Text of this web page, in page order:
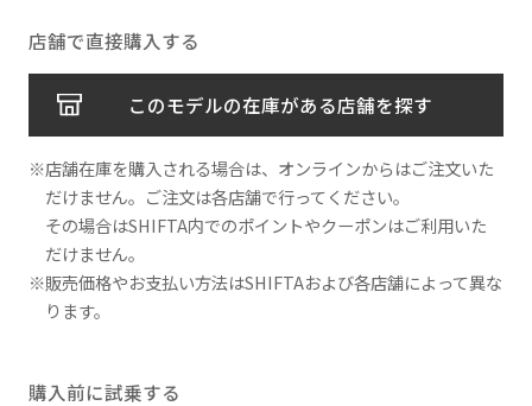
店舗で直接購入する
このモデルの在庫がある店舗を探す
※店舗在庫を購入される場合は、オンラインからはご注文いた
だけません。ご注文は各店舗で行ってください。
その場合はSHIFTA内でのポイントやクーポンはご利用いた
だけません。
※販売価格やお支払い方法はSHIFTAおよび各店舗によって異な
ります。
購入前に試乗する